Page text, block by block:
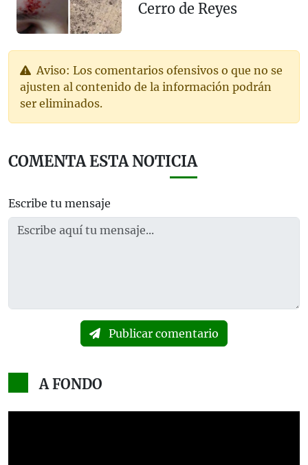
Cerro de Reyes
Aviso: Los comentarios ofensivos o que no se
ajusten al contenido de la información podrán
ser eliminados.
COMENTA ESTA NOTICIA
Escribe tu mensaje
Publicar comentario
A FONDO